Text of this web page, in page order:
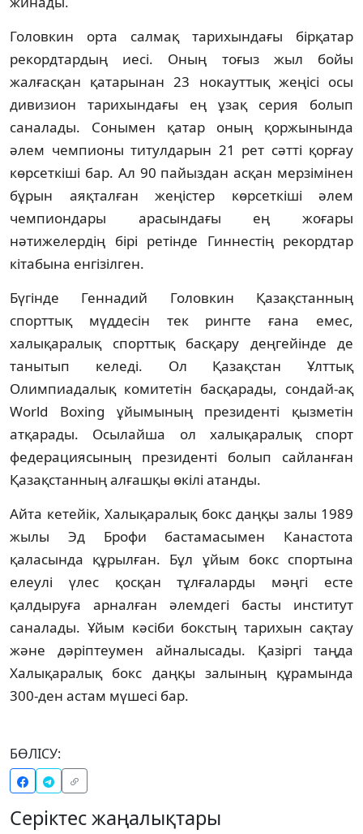
Головкин орта салмақ тарихындағы бірқатар
рекордтардың иесі. Оның тоғыз жыл бойы
жалғасқан қатарынан 23 нокауттық жеңісі осы
дивизион тарихындағы ең ұзақ серия болып
саналады. Сонымен қатар оның қоржынында
әлем чемпионы титулдарын 21 рет сәтті қорғау
көрсеткіші бар. Ал 90 пайыздан асқан мерзімінен
бұрын аяқталған жеңістер көрсеткіші әлем
чемпиондары арасындағы ең жоғары
нәтижелердің бірі ретінде Гиннестің рекордтар
кітабына енгізілген.
Бүгінде Геннадий Головкин Қазақстанның
спорттық мүддесін тек рингте ғана емес,
халықаралық спорттық басқару деңгейінде де
танытып келеді. Ол Қазақстан Ұлттық
Олимпиадалық комитетін басқарады, сондай-ақ
World Boxing ұйымының президенті қызметін
атқарады. Осылайша ол халықаралық спорт
федерациясының президенті болып сайланған
Қазақстанның алғашқы өкілі атанды.
Айта кетейік, Халықаралық бокс даңқы залы 1989
жылы Эд Брофи бастамасымен Канастота
қаласында құрылған. Бұл ұйым бокс спортына
елеулі үлес қосқан тұлғаларды мәңгі есте
қалдыруға арналған әлемдегі басты институт
саналады. Ұйым кәсіби бокстың тарихын сақтау
және дәріптеумен айналысады. Қазіргі таңда
Халықаралық бокс даңқы залының құрамында
300-ден астам мүшесі бар.
БӨЛІСУ:
Серіктес жаңалықтары